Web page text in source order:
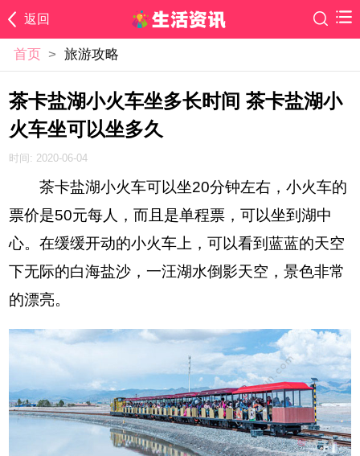
返回
首页 > 旅游攻略
茶卡盐湖小火车坐多长时间 茶卡盐湖小
火车坐可以坐多久
时间: 2020-06-04
茶卡盐湖小火车可以坐20分钟左右，小火车的
票价是50元每人，而且是单程票，可以坐到湖中
心。在缓缓开动的小火车上，可以看到蓝蓝的天空
下无际的白海盐沙，一汪湖水倒影天空，景色非常
的漂亮。